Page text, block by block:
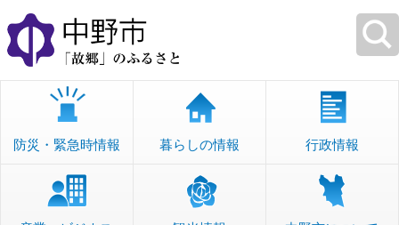
本
文
へ
移
防災・緊急時情報 暮らしの情報 行政情報